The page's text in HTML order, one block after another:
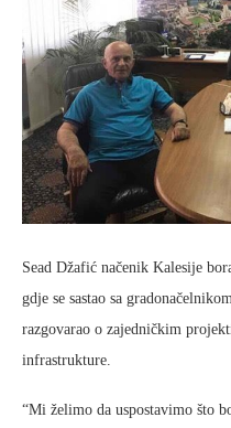
Sead Džafić načenik Kalesije
gdje se sastao sa
razgovarao o zajedničkim
infrastrukture.
“Mi želimo da uspostavimo što